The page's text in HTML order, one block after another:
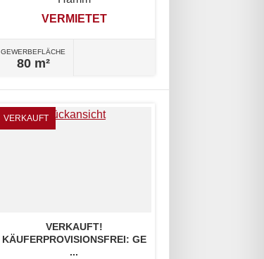
VERMIETET
GEWERBEFLÄCHE
80 m²
VERKAUFT
VERKAUFT!
KÄUFERPROVISIONSFREI: GE
...